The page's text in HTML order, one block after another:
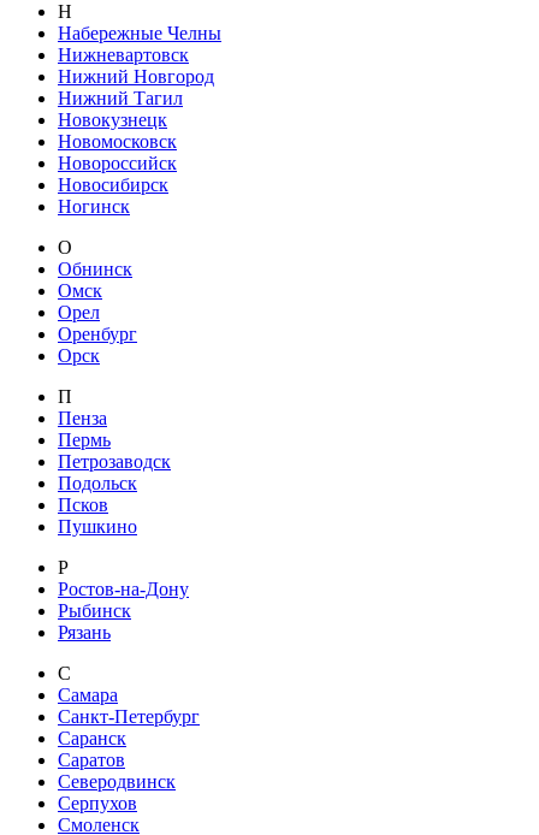
Н
Набережные Челны
Нижневартовск
Нижний Новгород
Нижний Тагил
Новокузнецк
Новомосковск
Новороссийск
Новосибирск
Ногинск
О
Обнинск
Омск
Орел
Оренбург
Орск
П
Пенза
Пермь
Петрозаводск
Подольск
Псков
Пушкино
Р
Ростов-на-Дону
Рыбинск
Рязань
С
Самара
Санкт-Петербург
Саранск
Саратов
Северодвинск
Серпухов
Смоленск